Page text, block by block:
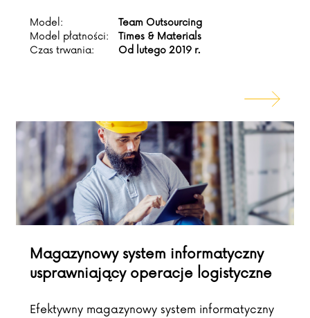
Model:
Team Outsourcing
Model płatności:
Times & Materials
Czas trwania:
Od lutego 2019 r.
Magazynowy system informatyczny
usprawniający operacje logistyczne
Efektywny magazynowy system informatyczny